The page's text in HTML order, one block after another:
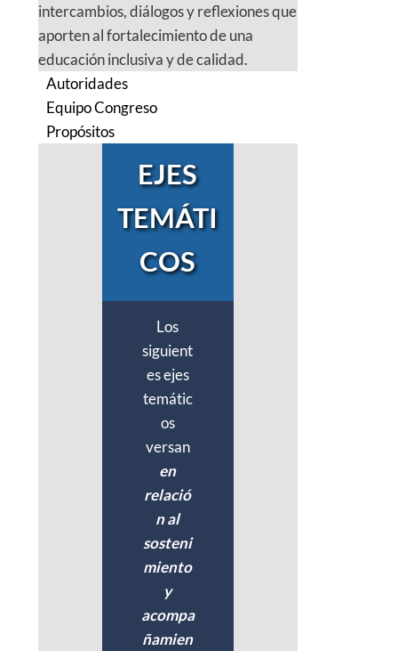
intercambios, diálogos y reflexiones que
aporten al fortalecimiento de una
educación inclusiva y de calidad.
Autoridades
Equipo Congreso
Propósitos
EJES
TEMÁTI
COS
Los
siguient
es ejes
temátic
os
versan
en
relació
n al
sosteni
miento
y
acompa
ñamien